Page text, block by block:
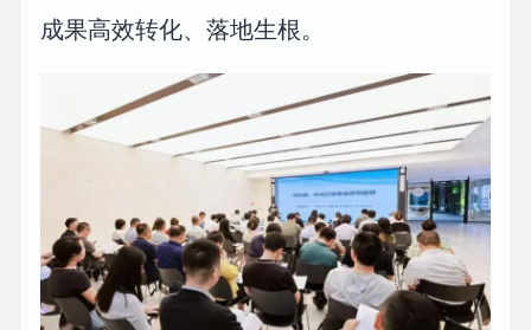
成果高效转化、落地生根。